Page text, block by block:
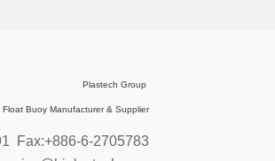
Plastech Group
Buoy Manufacturer & Supplier
Fax:+886-6-2705783